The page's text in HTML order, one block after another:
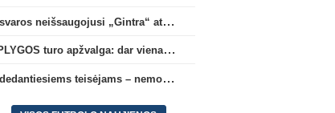
Persvaros neišsaugojusi „Gintra“ atrankos pusfinalyje nusileido Škotijos čempionėms
TOPLYGOS turo apžvalga: dar vienas naujas lyderis
Pradedantiesiems teisėjams – nemokamas seminaras Vilniuje šį penktadienį